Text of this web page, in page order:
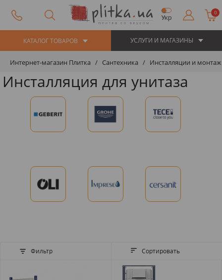
Укр
0
КАТАЛОГ ТОВАРОВ УСЛУГИ И МАГАЗИНЫ
Интернет-магазин Плитка Сантехника Инсталляции и монтаж
Инсталляция для унитаза
Фильтр Сортировать